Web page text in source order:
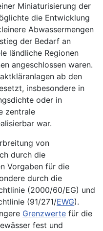
Miniaturisierung der
die Entwicklung
Abwassermengen
der Bedarf an
ländliche Regionen
angeschlossen waren.
ab den
insbesondere in
oder in
zentrale
war.
von
durch die
Vorgaben für die
durch die
(2000/60/EG) und
(91/271/EWG).
Grenzwerte für die
fest und